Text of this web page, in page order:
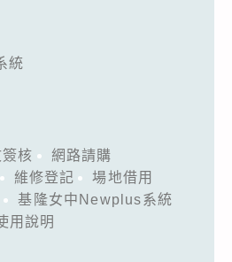
統
核
網路請購
維修登記
場地借用
基隆女中Newplus系統
用說明